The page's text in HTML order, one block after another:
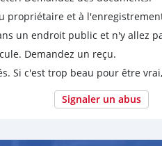
propriétaire et à
un endroit public et n'y allez
Demandez un reçu.
Si c'est trop beau pour être
Signaler un abus